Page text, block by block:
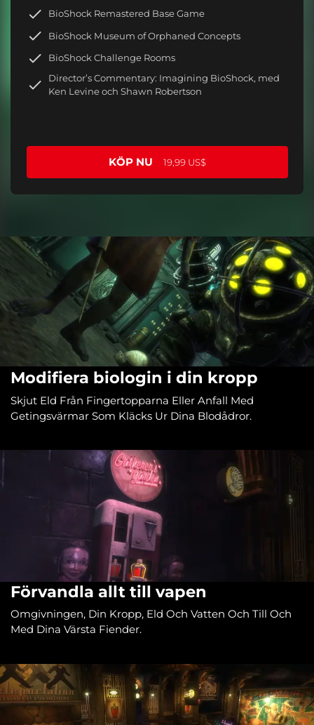
BioShock Remastered Base Game
BioShock Museum of Orphaned Concepts
BioShock Challenge Rooms
Director’s Commentary: Imagining BioShock, med
Ken Levine och Shawn Robertson
KÖP NU 19,99 US$
Modifiera biologin i din kropp
Skjut Eld Från Fingertopparna Eller Anfall Med
Getingsvärmar Som Kläcks Ur Dina Blodådror.
Förvandla allt till vapen
Omgivningen, Din Kropp, Eld Och Vatten Och Till Och
Med Dina Värsta Fiender.